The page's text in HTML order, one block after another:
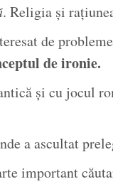
. Religia și
de
de ironie.
și cu jocul
a ascultat
important